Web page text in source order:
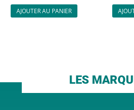
AJOUTER AU PANIER
LES